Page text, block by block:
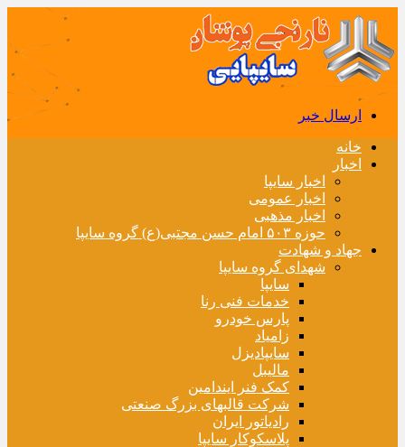
ارسال خبر
خانه
اخبار
اخبار سایپا
اخبار عمومی
اخبار مذهبی
حوزه ۵۰۳ امام حسن مجتبی(ع) گروه سایپا
جهاد و شهادت
شهدای گروه سایپا
سایپا
خدمات فنی رنا
پارس خودرو
زامیاد
سایپادیزل
مالیبل
کمک فنر ایندامین
شرکت قالبهای بزرگ صنعتی
رادیاتور ایران
پلاسکوکار سایپا